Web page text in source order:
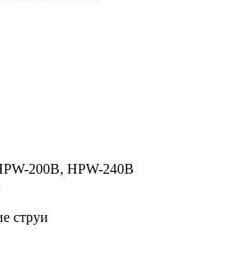
200B, HPW-240B
струи